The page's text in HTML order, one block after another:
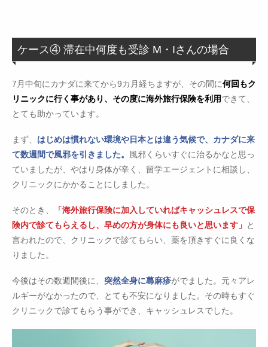
ケース④ 滞在中何度も受診 M・Iさんの場合
7月中旬にカナダに来てから9カ月経ちますが、その間に何回もク
リニックに行く事があり、その度に海外旅行保険を利用できて、
とても助かっています。
まず、 はじめは慣れない環境や日本とは違う気候で、カナダに来
て数週間で風邪を引きました。
風邪くらいすぐに治るかなと思っ
ていましたが、やはり身体が辛く、留学エージェントに相談し、
クリニックにかかることにしました。
そのとき、
「海外旅行保険に加入していればキャッシュレスで保
険内で診てもらえるし、早めの方が身体にも良いと思います」 と
言われたので、クリニックで診てもらい、薬を頂きすぐに良くな
りました。
今後はその数週間後に、 突然全身に蕁麻疹がでました。元々アレ
ルギーがなかったので、とても不安になりました。その時もすぐ
クリニックで診てもらう事ができ、キャッシュレスでした。